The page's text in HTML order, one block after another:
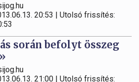
20:53 | Utolsó frissítés:
során befolyt összeg
21:00 | Utolsó frissítés: